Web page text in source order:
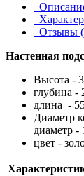
Отзывы
Настенная
Высота -
глубина -
длина -
Диаметр
диаметр -
цвет -